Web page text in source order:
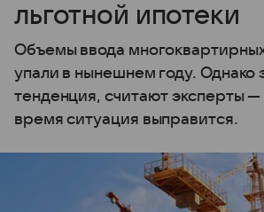
льготной ипотеки
Объемы ввода
упали в нынешнем году. Однако
тенденция, считают эксперты
время ситуация выправится.